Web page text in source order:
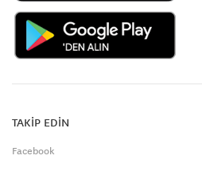
TAKİP EDİN
Facebook